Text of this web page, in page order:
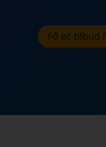
Få et tilbud